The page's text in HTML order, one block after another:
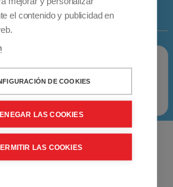
Details
el contenido y publicidad en
DE COOKIES
LAS COOKIES
LAS COOKIES